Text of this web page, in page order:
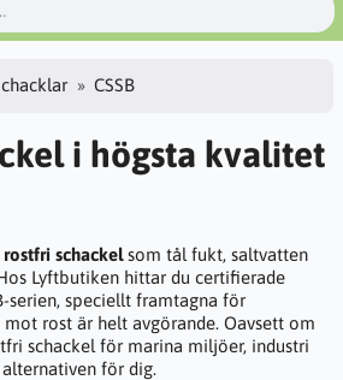
CSSB
i högsta kvalitet
rostfri schackelsom tål fukt, saltvatten
Lyftbutiken hittar du certifierade
serien, speciellt framtagna för
rost är helt avgörande. Oavsett om
schackel för marina miljöer, industri
för dig.